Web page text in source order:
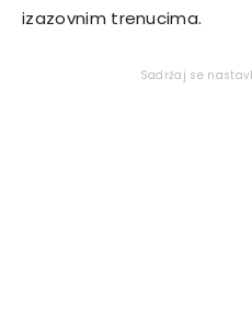
izazovnim trenucima.
Sadržaj se